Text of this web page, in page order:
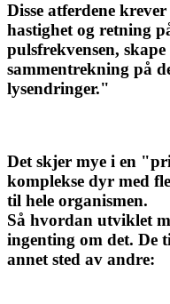
Disse atferdene
hastighet og retning
pulsfrekvensen,
sammentrekning på
lysendringer."
Det skjer mye i en
komplekse dyr med
til hele organismen.
Så hvordan utviklet
ingenting om det. De
annet sted av andre: